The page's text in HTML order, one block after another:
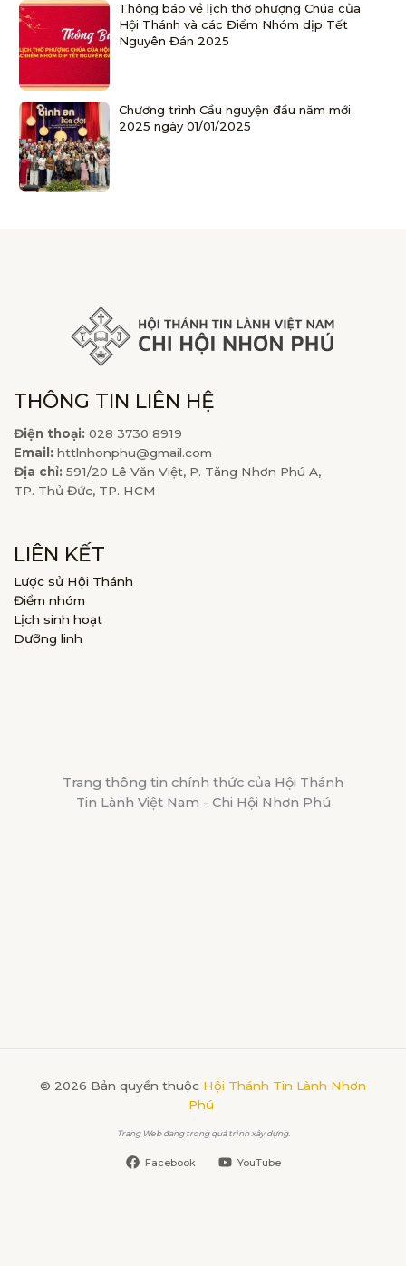
Thông báo về lịch thờ phượng Chúa của
Hội Thánh và các Điểm Nhóm dịp Tết
Nguyên Đán 2025
Chương trình Cầu nguyện đầu năm mới
2025 ngày 01/01/2025
THÔNG TIN LIÊN HỆ
Điện thoại: 028 3730 8919
Email: httlnhonphu@gmail.com
Địa chỉ: 591/20 Lê Văn Việt, P. Tăng Nhơn Phú A,
TP. Thủ Đức, TP. HCM
LIÊN KẾT
Lược sử Hội Thánh
Điểm nhóm
Lịch sinh hoạt
Dưỡng linh
Trang thông tin chính thức của Hội Thánh
Tin Lành Việt Nam - Chi Hội Nhơn Phú
© 2026 Bản quyền thuộc Hội Thánh Tin Lành Nhơn
Phú
Trang Web đang trong quá trình xây dựng.
Facebook YouTube